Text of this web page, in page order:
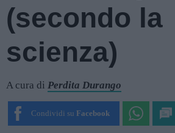
(secondo la
scienza)
A cura di Perdita Durango
Condividi su Facebook